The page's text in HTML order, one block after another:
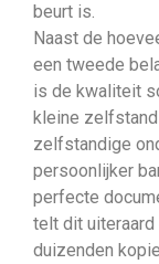
beurt is.
Naast de
een tweede
is de kwaliteit
kleine
zelfstandige
persoonlijker
perfecte
telt dit uiteraard
duizenden